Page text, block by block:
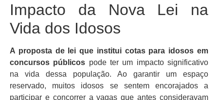
Impacto da Nova Lei na
Vida dos Idosos
A proposta de lei que institui cotas para idosos em
concursos públicos pode ter um impacto significativo
na vida dessa população. Ao garantir um espaço
reservado, muitos idosos se sentem encorajados a
participar e concorrer a vagas que antes consideravam